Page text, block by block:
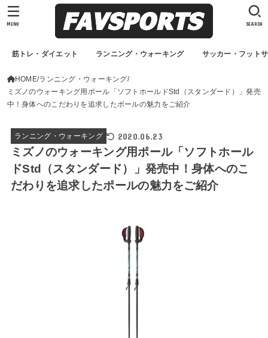
筋トレ・ダイエット ランニング・ウォーキング サッカー・フット
SEARCH
MENU
HOME ランニング・ウォーキング
ミズノのウォーキング用ポール「ソフトホールドStd（スタンダード）」発売
中！身体へのこだわりを追求したポールの魅力をご紹介
ランニング・ウォーキング 2020.06.23
ミズノのウォーキング用ポール「ソフトホール
ドStd（スタンダード）」発売中！身体へのこ
だわりを追求したポールの魅力をご紹介